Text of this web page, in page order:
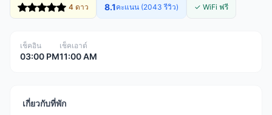
4 ดาว 8.1คะแนน (2043 รีวิว) ✓ WiFi ฟรี
เช็คอิน
03:00 PM
เช็คเอาต์
11:00 AM
เกี่ยวกับที่พัก